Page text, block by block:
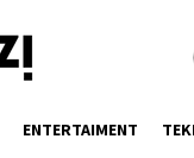
ENTERTAIMENT